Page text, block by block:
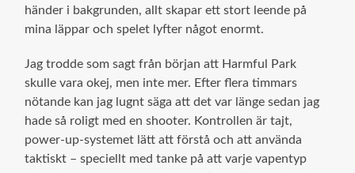
händer i bakgrunden, allt skapar ett stort leende på
mina läppar och spelet lyfter något enormt.
Jag trodde som sagt från början att Harmful Park
skulle vara okej, men inte mer. Efter flera timmars
nötande kan jag lugnt säga att det var länge sedan jag
hade så roligt med en shooter. Kontrollen är tajt,
power-up-systemet lätt att förstå och att använda
taktiskt – speciellt med tanke på att varje vapentyp